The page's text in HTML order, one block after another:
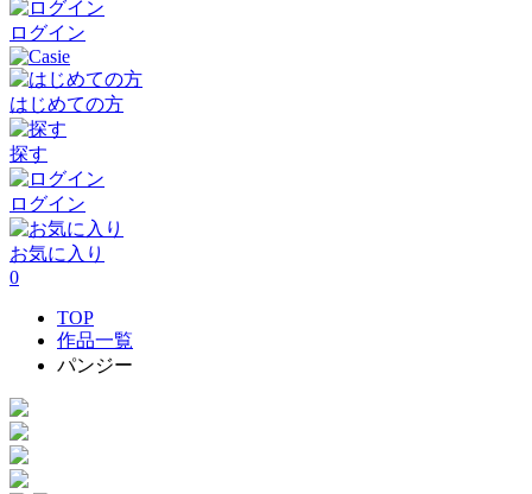
ログイン
はじめての方
探す
ログイン
お気に入り
0
TOP
作品一覧
パンジー